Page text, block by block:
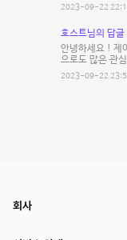
2023-09-22
호스트님의 답글
안녕하세요 ! 제
으로도 많은 관
2023-09-22
회사